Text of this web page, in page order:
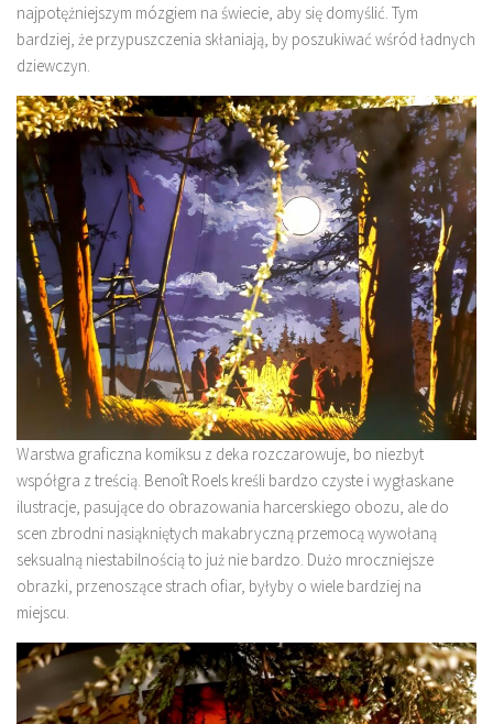
najpotężniejszym mózgiem na świecie, aby się domyślić. Tym
bardziej, że przypuszczenia skłaniają, by poszukiwać wśród ładnych
dziewczyn.
Warstwa graficzna komiksu z deka rozczarowuje, bo niezbyt
współgra z treścią. Benoît Roels kreśli bardzo czyste i wygłaskane
ilustracje, pasujące do obrazowania harcerskiego obozu, ale do
scen zbrodni nasiąkniętych makabryczną przemocą wywołaną
seksualną niestabilnością to już nie bardzo. Dużo mroczniejsze
obrazki, przenoszące strach ofiar, byłyby o wiele bardziej na
miejscu.